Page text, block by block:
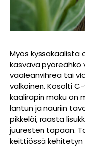
Myös kyssäkaalista
kasvava pyöreähkö
vaaleanvihreä tai
valkoinen. Kosolti
kaalirapin maku on
lantun ja nauriin
pikkelöi, raasta
juuresten tapaan.
keittiössä